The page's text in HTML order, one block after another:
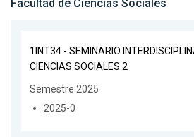
Facultad de Ciencias Sociales
1INT34 - SEMINARIO
CIENCIAS SOCIALES 2
Semestre 2025
2025-0